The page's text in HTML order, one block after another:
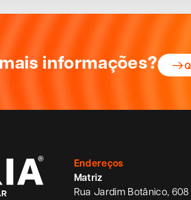
informações?
Endereços
Matriz
Rua Jardim Botânico, 608